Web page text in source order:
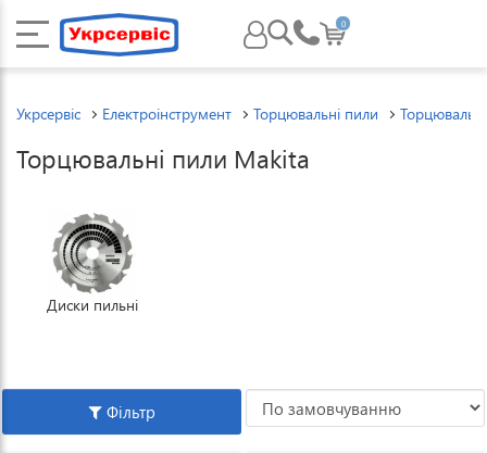
0
Укрсервіс Електроінструмент Торцювальні пили
Торцювальні пили Makita
Диски пильні
Фільтр